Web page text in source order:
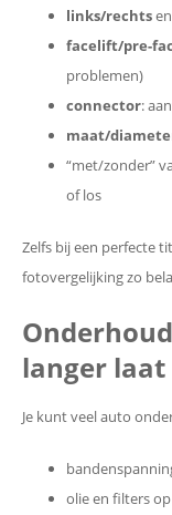
links/rechtsen
facelift/pre-
problemen)
connector:
maat/
“met/zonder”
of los
Zelfs bij een perfecte
fotovergelijking zo
langer laat
Je kunt veel auto
olie en filters